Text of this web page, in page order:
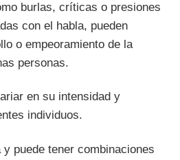
burlas, críticas o presiones
con el habla, pueden
o empeoramiento de la
personas.
en su intensidad y
individuos.
puede tener combinaciones